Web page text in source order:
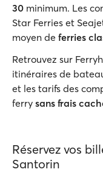
30 minimum. Les
Star Ferries et
moyen de ferries
Retrouvez sur
itinéraires de
et les tarifs des
ferry sans frais
Réservez vos
Santorin